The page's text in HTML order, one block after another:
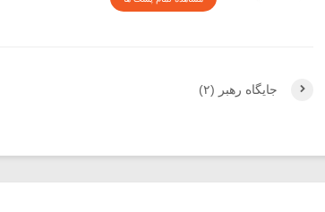
جایگاه رهبر (۲)